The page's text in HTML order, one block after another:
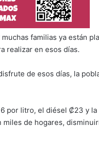
familias ya están
realizar en esos días.
de esos días, la
por litro, el diésel ₡23 y
de hogares,